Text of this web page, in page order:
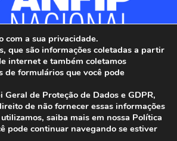
Nacional dos Auditores
com a sua privacidade.
que são informações coletadas a partir
internet e também coletamos
de formulários que você pode
Geral de Proteção de Dados e GDPR,
de não fornecer essas informações
saiba mais em nossa Política
pode continuar navegando se estiver